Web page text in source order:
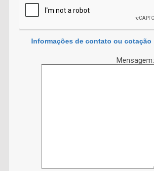
Informações de contato ou cotação
Mensagem: